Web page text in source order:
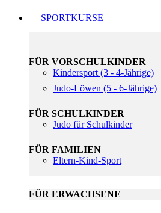
SPORTKURSE
FÜR VORSCHULKINDER
Kindersport (3 - 4-Jährige)
Judo-Löwen (5 - 6-Jährige)
FÜR SCHULKINDER
Judo für Schulkinder
FÜR FAMILIEN
Eltern-Kind-Sport
FÜR ERWACHSENE